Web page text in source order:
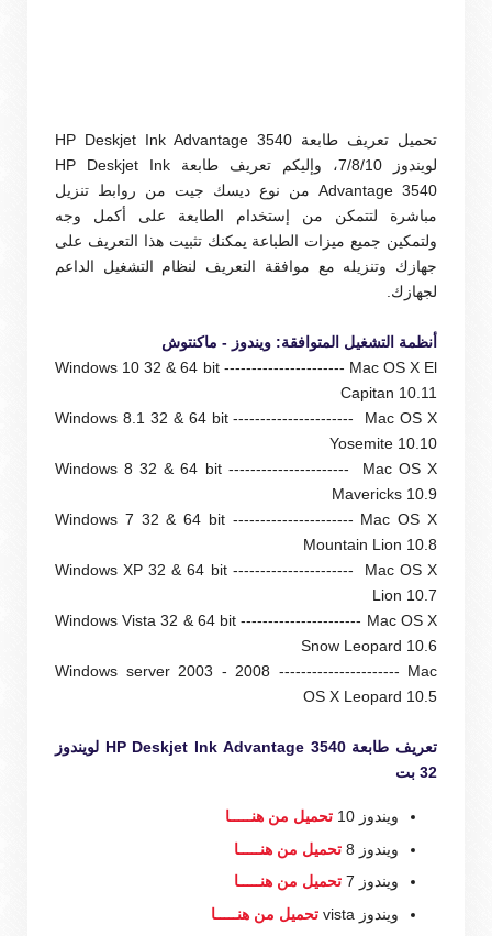
تحميل تعريف طابعة HP Deskjet Ink Advantage 3540
لويندوز 7/8/10، و
إليكم تعريف طابعة HP Deskjet Ink
Advantage 3540 من
نوع ديسك جيت من روابط تنزيل
مباشرة لتتمكن من إستخدام الطابعة على أكمل وجه
ولتمكين جميع ميزات الطباعة يمكنك تثبيت هذا التعريف على
جهازك وتنزيله مع موافقة التعريف لنظام التشغيل الداعم
لجهازك.
أنظمة التشغيل المتوافقة: ويندوز - ماكنتوش
Windows 10 32 & 64 bit ---------------------- Mac OS X El
Capitan 10.11
Windows 8.1 32 & 64 bit ---------------------- Mac OS X
Yosemite 10.10
Windows 8 32 & 64 bit ---------------------- Mac OS X
Mavericks 10.9
Windows 7 32 & 64 bit ---------------------- Mac OS X
Mountain Lion 10.8
Windows XP 32 & 64 bit ---------------------- Mac OS X
Lion 10.7
Windows Vista 32 & 64 bit ---------------------- Mac OS X
Snow Leopard 10.6
Windows server 2003 - 2008 ---------------------- Mac
OS X Leopard 10.5
تعريف طابعة HP Deskjet Ink Advantage 3540 لويندوز
32 بت
ويندوز 10
تحميل من هنـــــا
ويندوز 8
تحميل من هنـــــا
ويندوز 7
تحميل من هنـــــا
ويندوز vista
تحميل من هنـــــا